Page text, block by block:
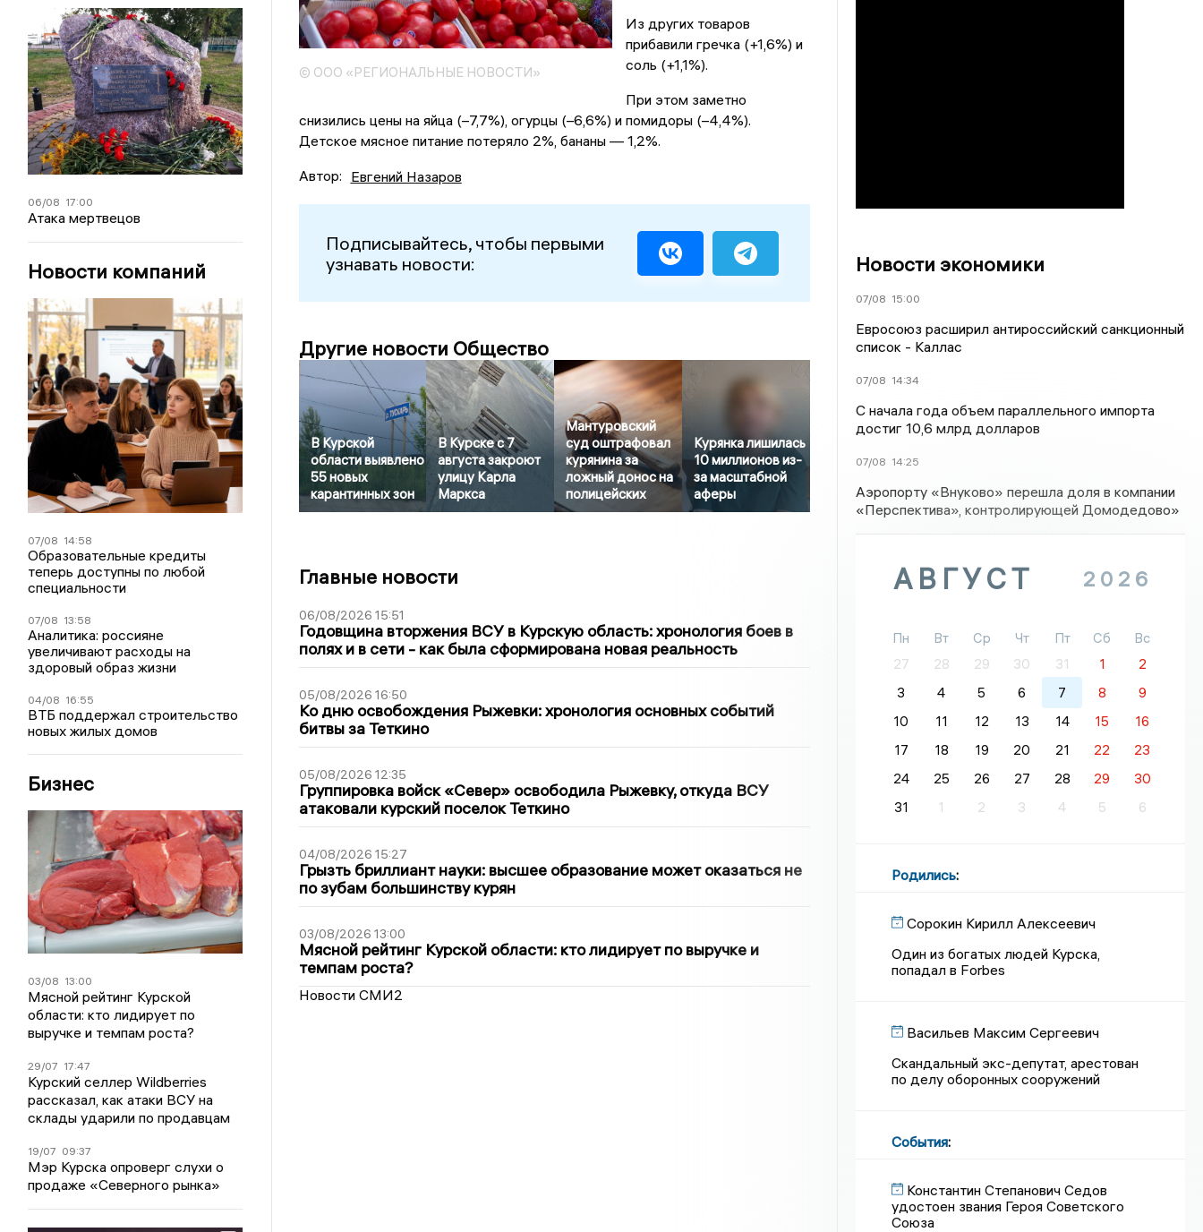
06/08 17:00
Атака мертвецов
Новости компаний
07/08 14:58
Образовательные кредиты
теперь доступны по любой
специальности
07/08 13:58
Аналитика: россияне
увеличивают расходы на
здоровый образ жизни
04/08 16:55
ВТБ поддержал строительство
новых жилых домов
Бизнес
03/08 13:00
Мясной рейтинг Курской
области: кто лидирует по
выручке и темпам роста?
29/07 17:47
Курский селлер Wildberries
рассказал, как атаки ВСУ на
склады ударили по продавцам
19/07 09:37
Мэр Курска опроверг слухи о
продаже «Северного рынка»
© ООО «РЕГИОНАЛЬНЫЕ НОВОСТИ»
Из других товаров
прибавили гречка (+1,6%) и
соль (+1,1%).
При этом заметно
снизились цены на яйца (–7,7%), огурцы (–6,6%) и помидоры (–4,4%).
Детское мясное питание потеряло 2%, бананы — 1,2%.
Автор: Евгений Назаров
Подписывайтесь, чтобы первыми
узнавать новости:
Другие новости Общество
В Курской
области выявлено
55 новых
карантинных зон
В Курске с 7
августа закроют
улицу Карла
Маркса
Мантуровский
суд оштрафовал
курянина за
ложный донос на
полицейских
Курянка лишилась
10 миллионов из-
за масштабной
аферы
Главные новости
06/08/2026 15:51
Годовщина вторжения ВСУ в Курскую область: хронология боев в
полях и в сети - как была сформирована новая реальность
05/08/2026 16:50
Ко дню освобождения Рыжевки: хронология основных событий
битвы за Теткино
05/08/2026 12:35
Группировка войск «Север» освободила Рыжевку, откуда ВСУ
атаковали курский поселок Теткино
04/08/2026 15:27
Грызть бриллиант науки: высшее образование может оказаться не
по зубам большинству курян
03/08/2026 13:00
Мясной рейтинг Курской области: кто лидирует по выручке и
темпам роста?
Новости СМИ2
Новости экономики
07/08 15:00
Евросоюз расширил антироссийский санкционный
список - Каллас
07/08 14:34
С начала года объем параллельного импорта
достиг 10,6 млрд долларов
07/08 14:25
Аэропорту «Внуково» перешла доля в компании
«Перспектива», контролирующей Домодедово»
АВГУСТ 2026
Пн Вт Ср Чт Пт Сб
Вс
27
28 29 30 31 1
2
3
4 5 6 7 8
9
10
11 12 13 14 15
16
17
18 19 20 21 22
23
24
25 26 27 28 29
30
31
1 2 3 4 5 6
Родились:
Сорокин Кирилл Алексеевич
Один из богатых людей Курска,
попадал в Forbes
Васильев Максим Сергеевич
Скандальный экс-депутат, арестован
по делу оборонных сооружений
События:
Константин Степанович Седов
удостоен звания Героя Советского
Союза